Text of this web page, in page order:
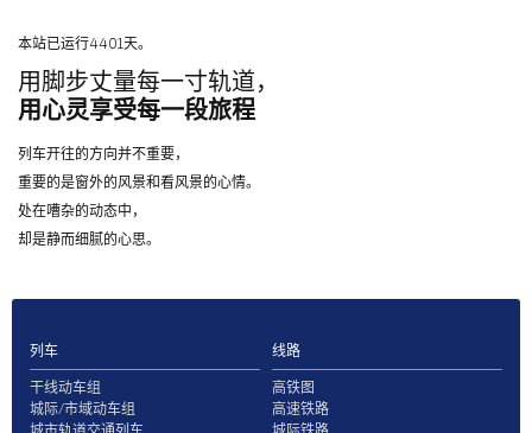
本站已运行4401天。
用脚步丈量每一寸轨道，
用心灵享受每一段旅程
列车开往的方向并不重要，
重要的是窗外的风景和看风景的心情。
处在嘈杂的动态中，
却是静而细腻的心思。
列车
干线动车组
城际/市域动车组
线路
高铁图
高速铁路